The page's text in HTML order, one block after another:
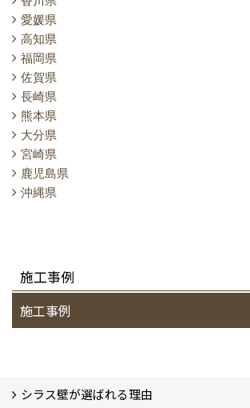
愛媛県
高知県
福岡県
佐賀県
長崎県
熊本県
大分県
宮崎県
鹿児島県
沖縄県
施工事例
施工事例
シラス壁が選ばれる理由